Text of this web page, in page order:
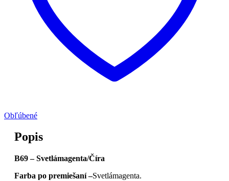
Obľúbené
Popis
B69 – Svetlámagenta/Číra
Farba po premiešaní –Svetlámagenta.